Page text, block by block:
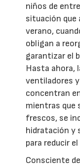
niños de
situación que
verano,
obligan a
garantizar el
Hasta ahora,
ventiladores
concentran
mientras que
frescos, se
hidratación y
para reducir
Consciente